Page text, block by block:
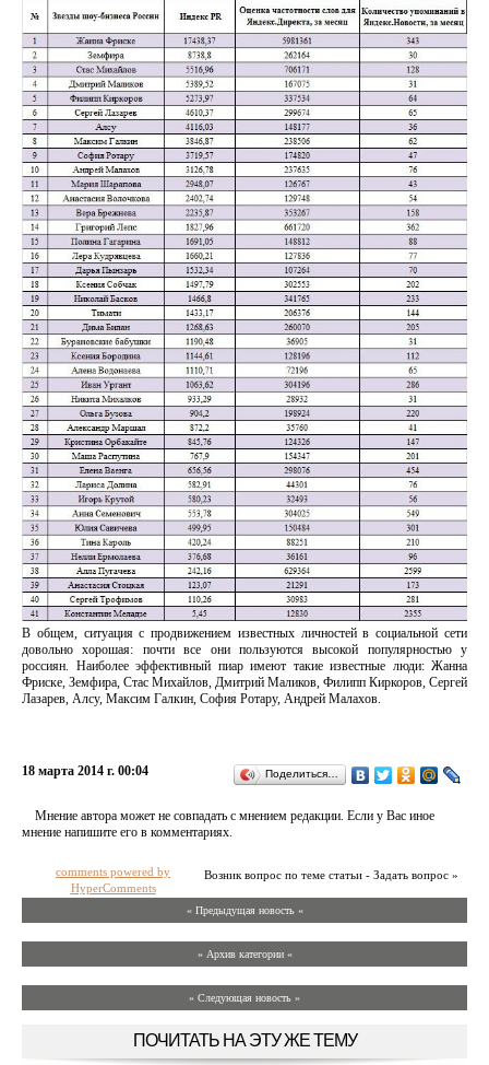
В общем, ситуация с продвижением известных личностей в социальной сети
довольно хорошая: почти все они пользуются высокой популярностью у
россиян. Наиболее эффективный пиар имеют такие известные люди: Жанна
Фриске, Земфира, Стас Михайлов, Дмитрий Маликов, Филипп Киркоров, Сергей
Лазарев, Алсу, Максим Галкин, София Ротару, Андрей Малахов.
18 марта 2014 г. 00:04 Поделиться…
Мнение автора может не совпадать с мнением редакции. Если у Вас иное
мнение напишите его в комментариях.
Возник вопрос по теме статьи - Задать вопрос »
comments powered by
HyperComments
« Предыдущая новость «
» Архив категории «
» Следующая новость »
ПОЧИТАТЬ НА ЭТУ ЖЕ ТЕМУ